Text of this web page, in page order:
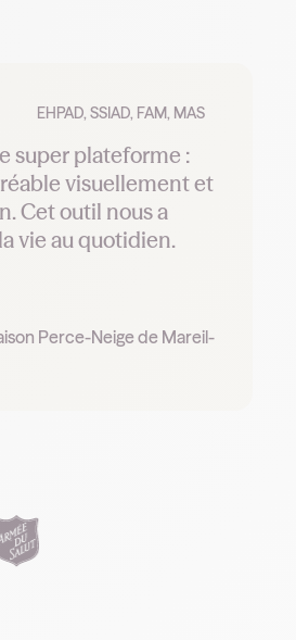
EHPAD, SSIAD, FAM, MAS
super plateforme :
visuellement et
Cet outil nous a
vie au quotidien.
Perce-Neige de Mareil-